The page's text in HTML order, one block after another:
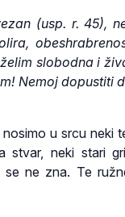
(usp. r. 45),
slobodna i
Nemoj dopustiti
u srcu neki
neki stari
se ne zna. Te